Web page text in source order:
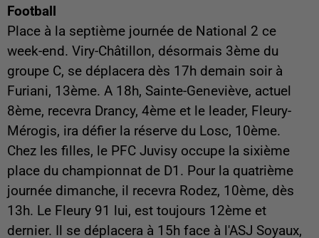
Football
Place à la septième journée de National 2 ce
week-end. Viry-Châtillon, désormais 3ème du
groupe C, se déplacera dès 17h demain soir à
Furiani, 13ème. A 18h, Sainte-Geneviève, actuel
8ème, recevra Drancy, 4ème et le leader, Fleury-
Mérogis, ira défier la réserve du Losc, 10ème.
Chez les filles, le PFC Juvisy occupe la sixième
place du championnat de D1. Pour la quatrième
journée dimanche, il recevra Rodez, 10ème, dès
13h. Le Fleury 91 lui, est toujours 12ème et
dernier. Il se déplacera à 15h face à l'ASJ Soyaux,